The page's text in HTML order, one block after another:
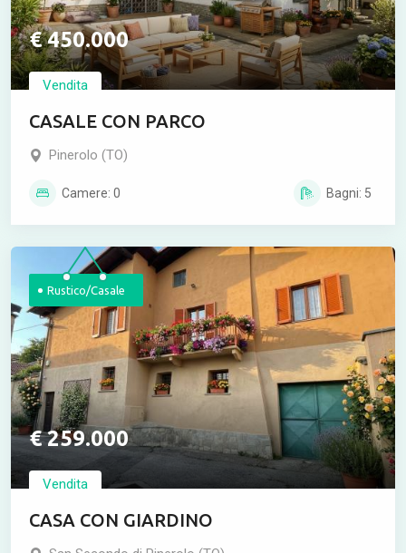
€ 450.000
Vendita
CASALE CON PARCO
Pinerolo (TO)
Camere: 0 Bagni: 5
Rustico/Casale
€ 259.000
Vendita
CASA CON GIARDINO